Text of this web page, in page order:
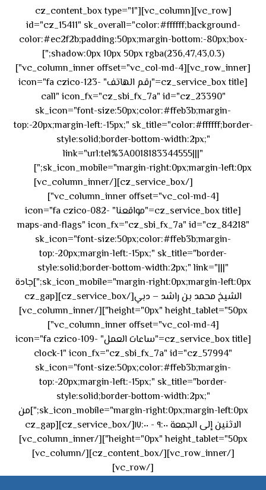
[vc_row][vc_column][cz_content_box type="1"
id="cz_15411" sk_overall="color:#ffffff;background-
color:#ec2f2b;padding:50px;margin-bottom:-80px;box-
shadow:0px 10px 50px rgba(236,47,43,0.3);"]
[vc_row_inner][vc_column_inner offset="vc_col-md-4"]
[cz_service_box title="رقم الهاتف" icon="fa czico-123-
call" icon_fx="cz_sbi_fx_7a" id="cz_23390"
sk_icon="font-size:50px;color:#ffeb3b;margin-
top:-20px;margin-left:-15px;" sk_title="color:#ffffff;border-
style:solid;border-bottom-width:2px;"
link="url:tel%3A0018183344555|||"
sk_icon_mobile="margin-right:0px;margin-left:0px;"]
[/cz_service_box][/vc_column_inner]
[vc_column_inner offset="vc_col-md-4"]
[cz_service_box title="مواقعنا" icon="fa czico-082-
maps-and-flags" icon_fx="cz_sbi_fx_7a" id="cz_84218"
sk_icon="font-size:50px;color:#ffeb3b;margin-
top:-20px;margin-left:-15px;" sk_title="border-
style:solid;border-bottom-width:2px;" link="|||"
sk_icon_mobile="margin-right:0px;margin-left:0px;"]جادة
الشيخ محمد بن راشد – دبي[/cz_service_box][cz_gap
height="0px" height_tablet="50px"][/vc_column_inner]
[vc_column_inner offset="vc_col-md-4"]
[cz_service_box title="ساعات العمل" icon="fa czico-109-
clock-1" icon_fx="cz_sbi_fx_7a" id="cz_57994"
sk_icon="font-size:50px;color:#ffeb3b;margin-
top:-20px;margin-left:-15px;" sk_title="border-
style:solid;border-bottom-width:2px;"
sk_icon_mobile="margin-right:0px;margin-left:0px;"]من
الاثنين إلى الجمعة ٩:٠٠ - ١٧:٠٠[/cz_service_box][cz_gap
height="0px" height_tablet="50px"][/vc_column_inner]
[/vc_row_inner][/cz_content_box][/vc_column]
[/vc_row]